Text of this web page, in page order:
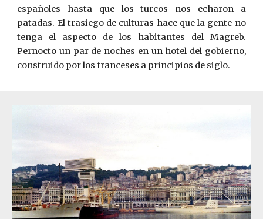
españoles hasta que los turcos nos echaron a
patadas. El trasiego de culturas hace que la gente no
tenga el aspecto de los habitantes del Magreb.
Pernocto un par de noches en un hotel del gobierno,
construido por los franceses a principios de siglo.